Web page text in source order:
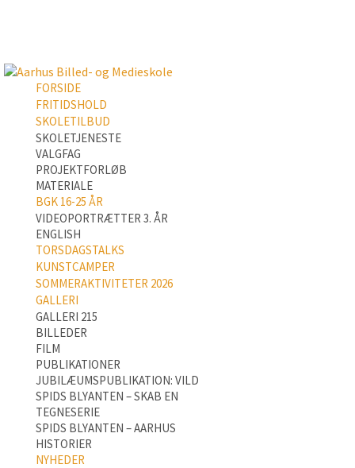
FORSIDE
FRITIDSHOLD
SKOLETILBUD
SKOLETJENESTE
VALGFAG
PROJEKTFORLØB
MATERIALE
BGK 16-25 ÅR
VIDEOPORTRÆTTER 3. ÅR
ENGLISH
TORSDAGSTALKS
KUNSTCAMPER
SOMMERAKTIVITETER 2026
GALLERI
GALLERI 215
BILLEDER
FILM
PUBLIKATIONER
JUBILÆUMSPUBLIKATION: VILD
SPIDS BLYANTEN – SKAB EN
TEGNESERIE
SPIDS BLYANTEN – AARHUS
HISTORIER
NYHEDER